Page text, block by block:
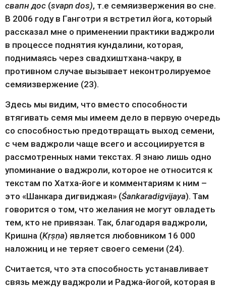
свапн дос (svapn dos), т.е семяизвержения во сне.
В 2006 году в Ганготри я встретил йога, который
рассказал мне о применении практики ваджроли
в процессе поднятия кундалини, которая,
поднимаясь через свадхиштхана-чакру, в
противном случае вызывает неконтролируемое
семяизвержение (23).
Здесь мы видим, что вместо способности
втягивать семя мы имеем дело в первую очередь
со способностью предотвращать выход семени,
с чем ваджроли чаще всего и ассоциируется в
рассмотренных нами текстах. Я знаю лишь одно
упоминание о ваджроли, которое не относится к
текстам по Хатха-йоге и комментариям к ним –
это «Шанкара дигвиджая» (Śankaradigvijaya). Там
говорится о том, что желания не могут овладеть
тем, кто не привязан. Так, благодаря ваджроли,
Кришна (Kṛṣṇa) является любовником 16 000
наложниц и не теряет своего семени (24).
Считается, что эта способность устанавливает
связь между ваджроли и Раджа-йогой, которая в